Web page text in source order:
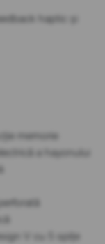
haptic și
memorie
a hayonului
V cu 5 spițe